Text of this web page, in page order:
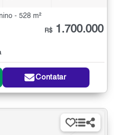
- 528 m²
R$ 1.700.000
Contatar